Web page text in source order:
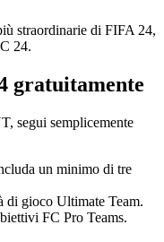
straordinarie di FIFA 24,
24.
gratuitamente
segui semplicemente
un minimo di tre
di gioco Ultimate Team.
FC Pro Teams.